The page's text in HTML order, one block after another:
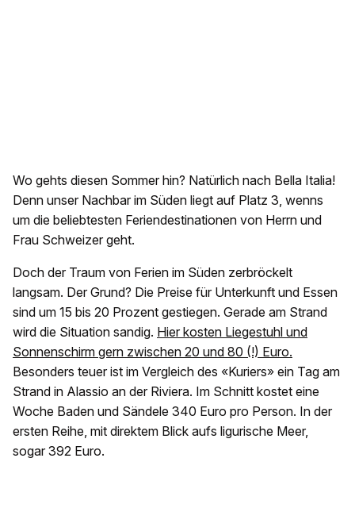
Wo gehts diesen Sommer hin? Natürlich nach Bella Italia!
Denn unser Nachbar im Süden liegt auf Platz 3, wenns
um die beliebtesten Feriendestinationen von Herrn und
Frau Schweizer geht.
Doch der Traum von Ferien im Süden zerbröckelt
langsam. Der Grund? Die Preise für Unterkunft und Essen
sind um 15 bis 20 Prozent gestiegen. Gerade am Strand
wird die Situation sandig. Hier kosten Liegestuhl und
Sonnenschirm gern zwischen 20 und 80 (!) Euro.
Besonders teuer ist im Vergleich des «Kuriers» ein Tag am
Strand in Alassio an der Riviera. Im Schnitt kostet eine
Woche Baden und Sändele 340 Euro pro Person. In der
ersten Reihe, mit direktem Blick aufs ligurische Meer,
sogar 392 Euro.